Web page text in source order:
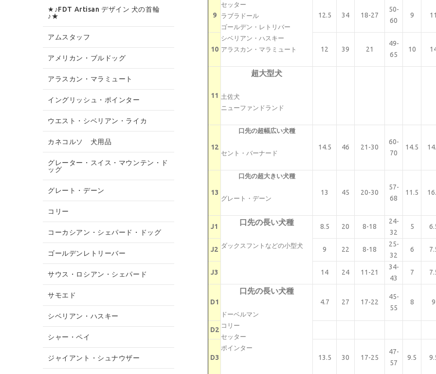
セッター
ラブラドール
ゴールデン・レトリバー
シベリアン・ハスキー
アラスカン・マラミュート
9 12.5 34 18-27
50-
60
9 11
10 12 39 21
49-
65
10
11
超大型犬
土佐犬
ニューファンドランド
12
口先の超幅広い犬種
セント・バーナード
14.5 46 21-30
60-
70
14.5
13
口先の超大きい犬種
グレート・デーン
13 45 20-30
57-
68
11.5
J1 口先の長い犬種
ダックスフントなどの小型犬
8.5 20 8-18
24-
32
5
J2 9 22 8-18
25-
32
6
J3 14 24 11-21
34-
43
7
D1
口先の長い犬種
ドーベルマン
コリー
セッター
ポインター
4.7 27 17-22
45-
55
8 9
D2
D3 13.5 30 17-25
47-
57
9.5
★♪FDT Artisan デザイン 犬の首輪
♪★
アムスタッフ
アメリカン・ブルドッグ
アラスカン・マラミュート
イングリッシュ・ポインター
ウエスト・シベリアン・ライカ
カネコルソ 犬用品
グレーター・スイス・マウンテン・ド
ッグ
グレート・デーン
コリー
コーカシアン・シェパード・ドッグ
ゴールデンレトリーバー
サウス・ロシアン・シェパード
サモエド
シベリアン・ハスキー
シャー・ペイ
ジャイアント・シュナウザー